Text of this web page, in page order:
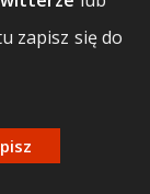
zapisz się do